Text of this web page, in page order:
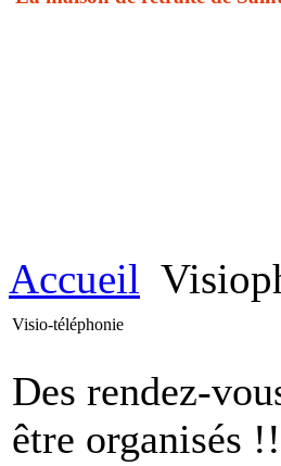
Accueil
Visio-téléphonie
Des rendez-
être organisés